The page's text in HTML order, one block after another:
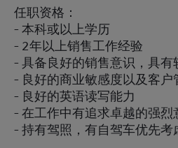
任职资格：
- 本科或以上学历
- 2年以上销售工作经验
- 具备良好的销售意识，具
- 良好的商业敏感度以及客户
- 良好的英语读写能力
- 在工作中有追求卓越的强
- 持有驾照，有自驾车优先考